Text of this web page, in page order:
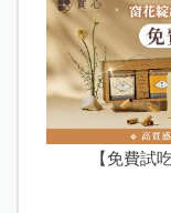
【免費試